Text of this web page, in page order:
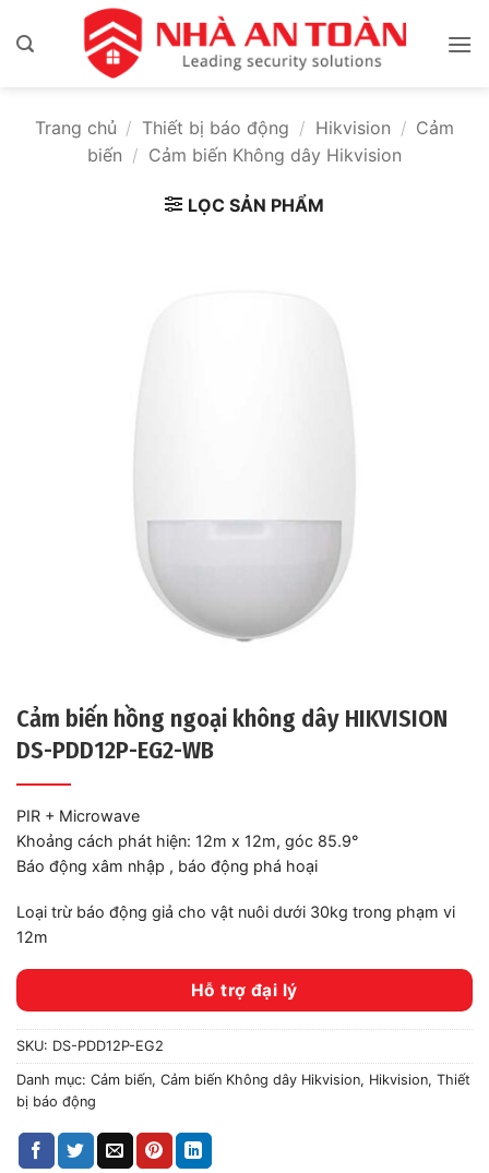
qua
Trang chủ / Thiết bị báo động / Hikvision / Cảm
biến / Cảm biến Không dây Hikvision
LỌC SẢN PHẨM
Cảm biến hồng ngoại không dây HIKVISION
DS-PDD12P-EG2-WB
PIR + Microwave
Khoảng cách phát hiện: 12m x 12m, góc 85.9°
Báo động xâm nhập , báo động phá hoại
Loại trừ báo động giả cho vật nuôi dưới 30kg trong phạm vi
12m
Hỗ trợ đại lý
SKU: DS-PDD12P-EG2
Danh mục: Cảm biến, Cảm biến Không dây Hikvision, Hikvision, Thiết
bị báo động